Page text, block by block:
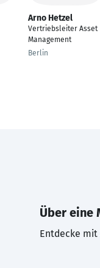
Arno Hetzel
Vertriebsleiter Asset
Management
Berlin
Über eine
Entdecke mit